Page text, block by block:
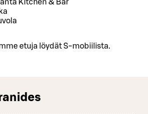
Kitchen & Bar
etuja löydät S-mobiilista.